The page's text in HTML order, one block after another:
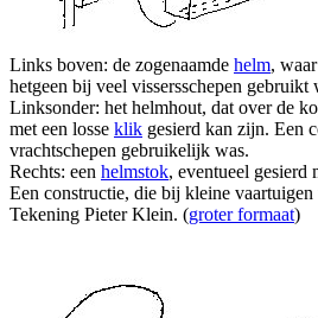
Links boven: de zogenaamde helm,
hetgeen bij veel vissersschepen gebruikt
Linksonder: het helmhout, dat over de
met een losse klik gesierd kan zijn. Een
vrachtschepen gebruikelijk was.
Rechts: een helmstok, eventueel gesierd
Een constructie, die bij kleine vaartuigen
Tekening Pieter Klein. (groter formaat)